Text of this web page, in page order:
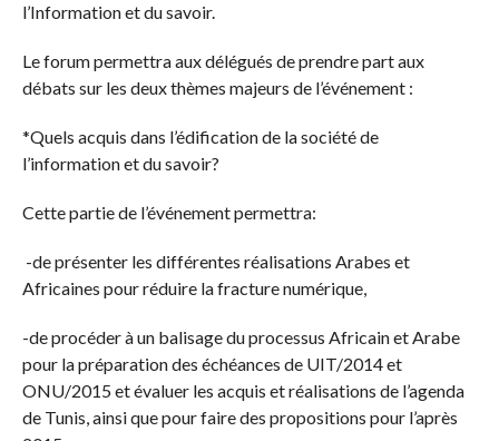
l’Information et du savoir.
Le forum permettra aux délégués de prendre part aux
débats sur les deux thèmes majeurs de l’événement :
*Quels acquis dans l’édification de la société de
l’information et du savoir?
Cette partie de l’événement permettra:
-de présenter les différentes réalisations Arabes et
Africaines pour réduire la fracture numérique,
-de procéder à un balisage du processus Africain et Arabe
pour la préparation des échéances de UIT/2014 et
ONU/2015 et évaluer les acquis et réalisations de l’agenda
de Tunis, ainsi que pour faire des propositions pour l’après